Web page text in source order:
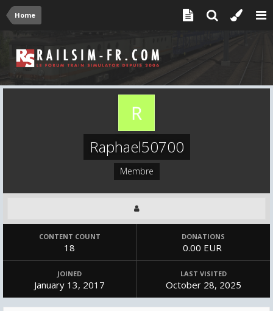
Home
Raphael50700
Membre
CONTENT COUNT
18
DONATIONS
0.00 EUR
JOINED
January 13, 2017
LAST VISITED
October 28, 2025